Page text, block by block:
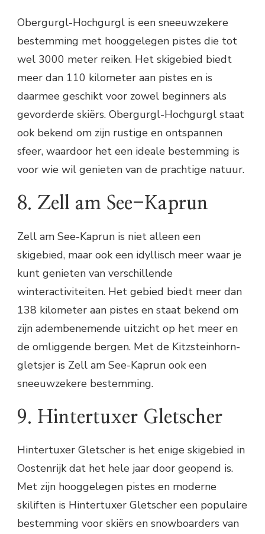
Obergurgl-Hochgurgl is een sneeuwzekere
bestemming met hooggelegen pistes die tot
wel 3000 meter reiken. Het skigebied biedt
meer dan 110 kilometer aan pistes en is
daarmee geschikt voor zowel beginners als
gevorderde skiërs. Obergurgl-Hochgurgl staat
ook bekend om zijn rustige en ontspannen
sfeer, waardoor het een ideale bestemming is
voor wie wil genieten van de prachtige natuur.
8. Zell am See-Kaprun
Zell am See-Kaprun is niet alleen een
skigebied, maar ook een idyllisch meer waar je
kunt genieten van verschillende
winteractiviteiten. Het gebied biedt meer dan
138 kilometer aan pistes en staat bekend om
zijn adembenemende uitzicht op het meer en
de omliggende bergen. Met de Kitzsteinhorn-
gletsjer is Zell am See-Kaprun ook een
sneeuwzekere bestemming.
9. Hintertuxer Gletscher
Hintertuxer Gletscher is het enige skigebied in
Oostenrijk dat het hele jaar door geopend is.
Met zijn hooggelegen pistes en moderne
skiliften is Hintertuxer Gletscher een populaire
bestemming voor skiërs en snowboarders van